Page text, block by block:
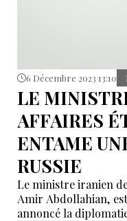
6 Décembre 2023 13:10
LE
AFFAIRES
ENTAME
RUSSIE
Le ministre iranien
Amir Abdollahian,
annoncé la